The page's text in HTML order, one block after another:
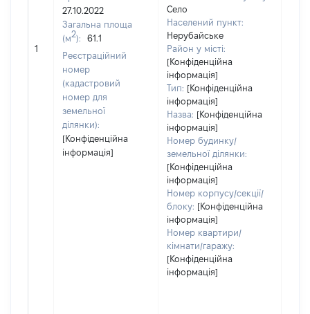
1
27.10.2022
Загальна площа
(м2):
61.1
Реєстраційний
номер
(кадастровий
номер для
земельної
ділянки):
[Конфіденційна
інформація]
Село
Населений пункт:
Нерубайське
Район у місті:
[Конфіденційна
інформація]
Тип: [Конфіденційна
інформація]
Назва: [Конфіденційна
інформація]
Номер будинку/
земельної ділянки:
[Конфіденційна
інформація]
Номер корпусу/секції/
блоку: [Конфіденційна
інформація]
Номер квартири/
кімнати/гаражу:
[Конфіденційна
інформація]